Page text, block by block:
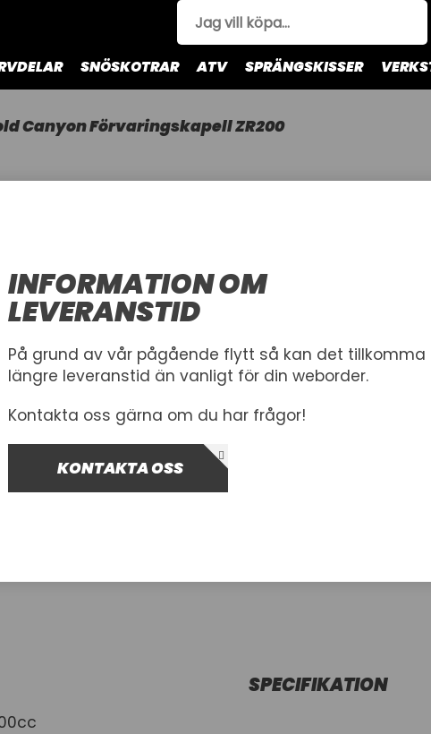
SNÖSKOTRAR ATV SPRÄNGSKISSER
Canyon Förvaringskapell ZR200
COLD
DUELL
Artnr.
100606193-12447
685,00 kr
SPECIFIKATION
INFORMATION OM
LEVERANSTID
På grund av vår pågående flytt så kan det tillkomma
längre leveranstid än vanligt för din weborder.
Kontakta oss gärna om du har frågor!
KONTAKTA OSS